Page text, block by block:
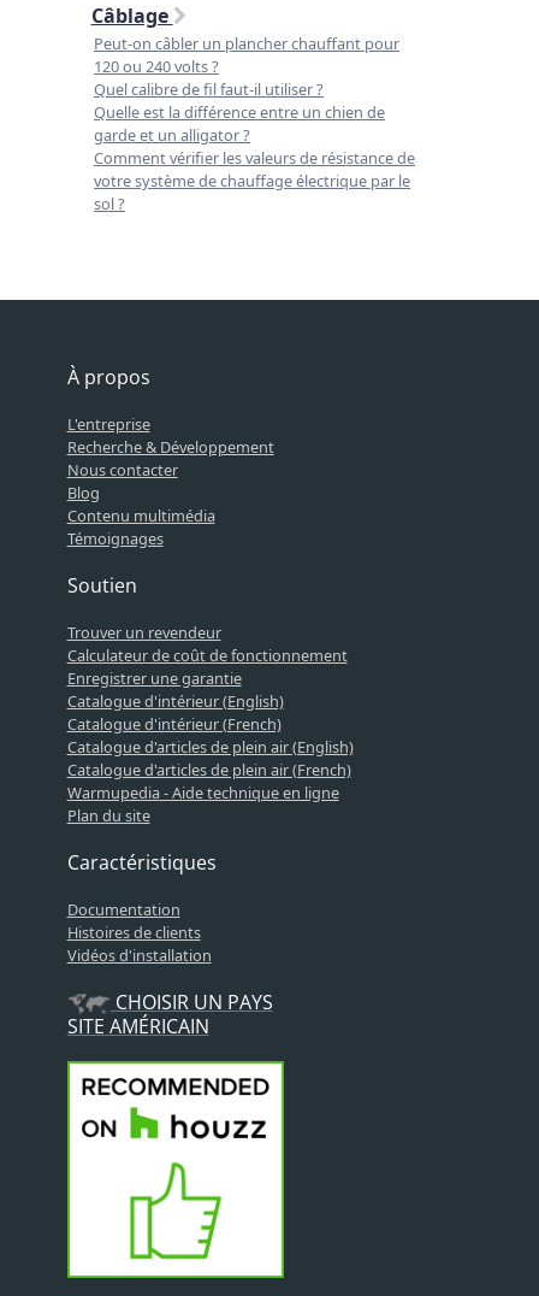
Câblage
Peut-on câbler un plancher chauffant pour
120 ou 240 volts ?
Quel calibre de fil faut-il utiliser ?
Quelle est la différence entre un chien de
garde et un alligator ?
Comment vérifier les valeurs de résistance de
votre système de chauffage électrique par le
sol ?
À propos
L'entreprise
Recherche & Développement
Nous contacter
Blog
Contenu multimédia
Témoignages
Soutien
Trouver un revendeur
Calculateur de coût de fonctionnement
Enregistrer une garantie
Catalogue d'intérieur (English)
Catalogue d'intérieur (French)
Catalogue d'articles de plein air (English)
Catalogue d'articles de plein air (French)
Warmupedia - Aide technique en ligne
Plan du site
Caractéristiques
Documentation
Histoires de clients
Vidéos d'installation
CHOISIR UN PAYS
SITE AMÉRICAIN